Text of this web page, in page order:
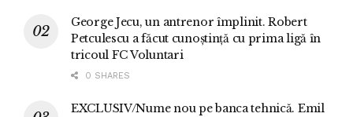
George Jecu, un antrenor împlinit. Robert
Petculescu a făcut cunoștință cu prima ligă în
tricoul FC Voluntari
0 SHARES
EXCLUSIV/Nume nou pe banca tehnică. Emil